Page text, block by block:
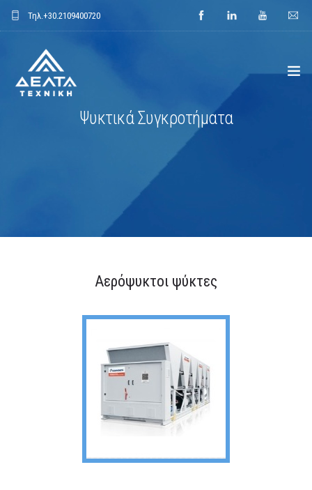
Τηλ.+30.2109400720
ΕΥΚΑΙΡΙΕΣ ΕΡΓΑΣΙΑΣ
Ψυκτικά Συγκροτήματα
Αερόψυκτοι ψύκτες